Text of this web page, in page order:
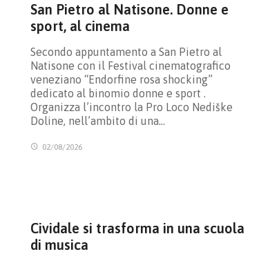
San Pietro al Natisone. Donne e
sport, al cinema
Secondo appuntamento a San Pietro al
Natisone con il Festival cinematografico
veneziano “Endorfine rosa shocking”
dedicato al binomio donne e sport .
Organizza l’incontro la Pro Loco Nediške
Doline, nell’ambito di una…
02/08/2026
Cividale si trasforma in una scuola
di musica